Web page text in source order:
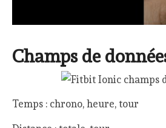
Champs de
Temps : chrono, heure, tour